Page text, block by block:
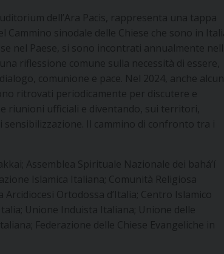
dell’Ara Pacis, rappresenta una tappa
sinodale delle Chiese che sono in Italia.
nel Paese, si sono incontrati annualmente nella
riflessione comune sulla necessità di essere,
comunione e pace. Nel 2024, anche alcuni
ritrovati periodicamente per discutere e
riunioni ufficiali e diventando, sui territori,
Il cammino di confronto tra i
Assemblea Spirituale Nazionale dei bahá’í
Islamica Italiana; Comunità Religiosa
Ortodossa d’Italia; Centro Islamico
Unione Induista Italiana; Unione delle
Federazione delle Chiese Evangeliche in